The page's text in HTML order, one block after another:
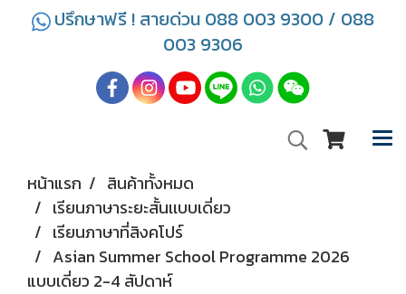
ปรึกษาฟรี ! สายด่วน 088 003 9300 / 088
003 9306
หน้าแรก
สินค้าทั้งหมด
เรียนภาษาระยะสั้นเเบบเดี่ยว
เรียนภาษาที่สิงคโปร์
Asian Summer School Programme 2026
แบบเดี่ยว 2-4 สัปดาห์